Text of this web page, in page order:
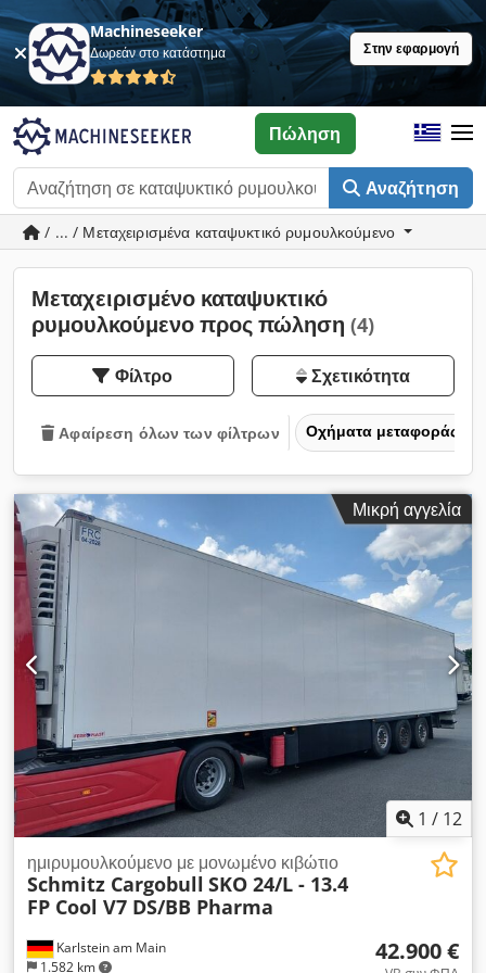
Machineseeker
Δωρεάν στο κατάστημα Στην εφαρμογή
Αναζήτηση
Πώληση
/ ... / Μεταχειρισμένα καταψυκτικό ρυμουλκούμενο
Μεταχειρισμένο καταψυκτικό
ρυμουλκούμενο προς πώληση (4)
Φίλτρο Σχετικότητα
Αφαίρεση όλων των φίλτρων Οχήματα μεταφοράς
Μικρή αγγελία
1 / 12
Karlstein am Main
1.582 km
ημιρυμουλκούμενο με μονωμένο κιβώτιο
Schmitz Cargobull SKO 24/L - 13.4
FP Cool V7 DS/BB Pharma
42.900 €